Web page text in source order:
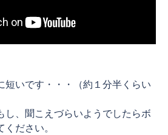
短いです・・・（約１分半くらい
し、聞こえづらいようでしたらボ
ださい。